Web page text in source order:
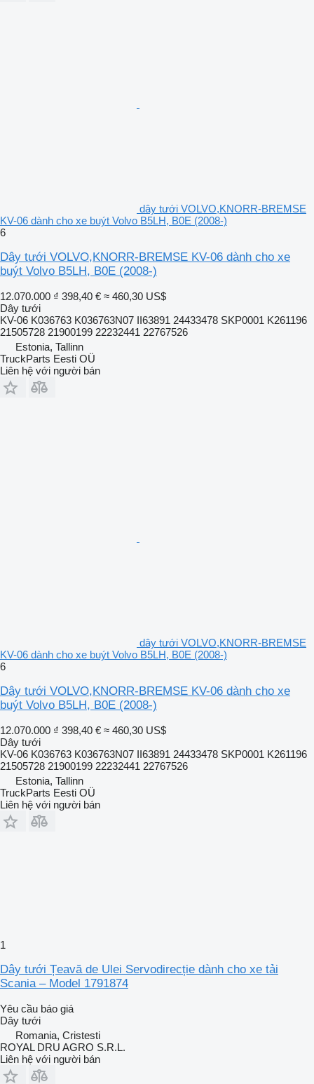
dây tưới VOLVO,KNORR-BREMSE
KV-06 dành cho xe buýt Volvo B5LH, B0E (2008-)
6
Dây tưới VOLVO,KNORR-BREMSE KV-06 dành cho xe
buýt Volvo B5LH, B0E (2008-)
12.070.000 ₫ 398,40 € ≈ 460,30 US$
Dây tưới
KV-06 K036763 K036763N07 II63891 24433478 SKP0001 K261196
21505728 21900199 22232441 22767526
Estonia, Tallinn
TruckParts Eesti OÜ
Liên hệ với người bán
dây tưới VOLVO,KNORR-BREMSE
KV-06 dành cho xe buýt Volvo B5LH, B0E (2008-)
6
Dây tưới VOLVO,KNORR-BREMSE KV-06 dành cho xe
buýt Volvo B5LH, B0E (2008-)
12.070.000 ₫ 398,40 € ≈ 460,30 US$
Dây tưới
KV-06 K036763 K036763N07 II63891 24433478 SKP0001 K261196
21505728 21900199 22232441 22767526
Estonia, Tallinn
TruckParts Eesti OÜ
Liên hệ với người bán
1
Dây tưới Țeavă de Ulei Servodirecție dành cho xe tải
Scania – Model 1791874
Yêu cầu báo giá
Dây tưới
Romania, Cristesti
ROYAL DRU AGRO S.R.L.
Liên hệ với người bán